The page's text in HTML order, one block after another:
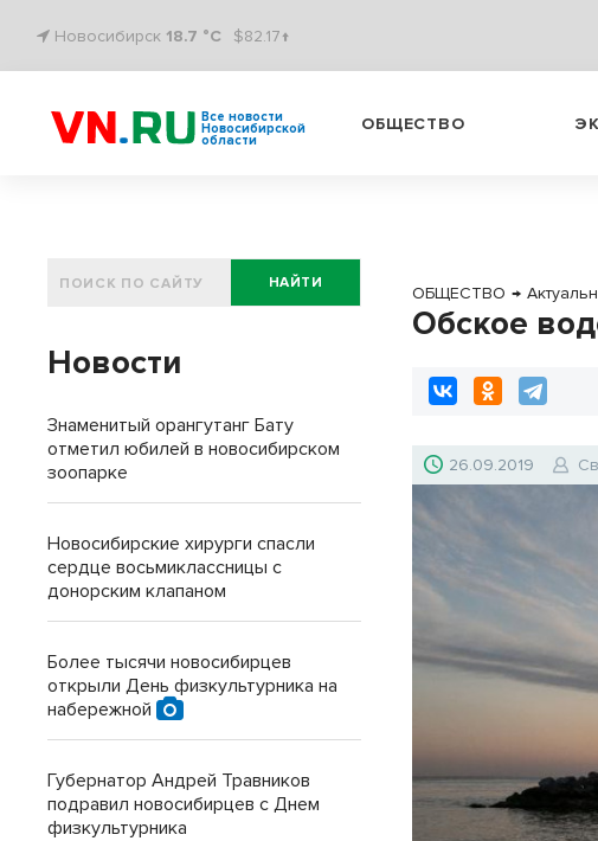
Новосибирск 18.7 °C $82.17↑
Все новости
Новосибирской
области
ОБЩЕСТВО
ОБЩЕСТВО →
Обское
26.09.2019
НАЙТИ
Новости
Знаменитый орангутанг Бату
отметил юбилей в новосибирском
зоопарке
Новосибирские хирурги спасли
сердце восьмиклассницы с
донорским клапаном
Более тысячи новосибирцев
открыли День физкультурника на
набережной
Губернатор Андрей Травников
подравил новосибирцев с Днем
физкультурника